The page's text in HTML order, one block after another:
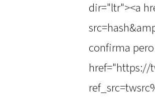
dir="ltr"><a
confirma
href="https://